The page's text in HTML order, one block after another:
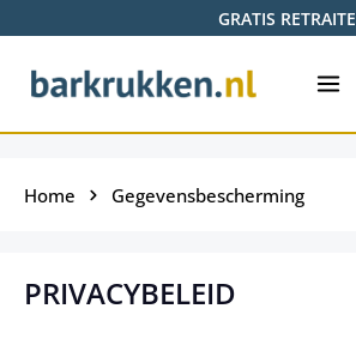
GRATIS RETRAITE
Home Gegevensbescherming
PRIVACYBELEID